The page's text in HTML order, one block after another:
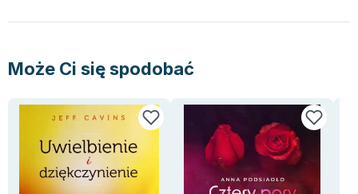
Może Ci się spodobać